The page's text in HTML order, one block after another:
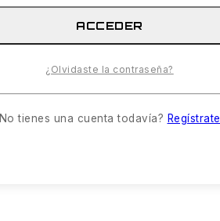
ACCEDER
¿Olvidaste la contraseña?
No tienes una cuenta todavía? Regístrate